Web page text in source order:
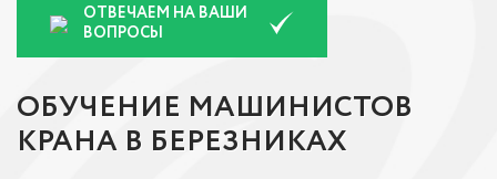
ОТВЕЧАЕМ НА ВАШИ
ВОПРОСЫ
ОБУЧЕНИЕ МАШИНИСТОВ
КРАНА В БЕРЕЗНИКАХ